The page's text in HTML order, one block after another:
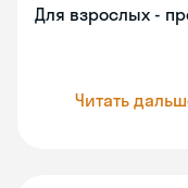
Для взрослых -
Читать